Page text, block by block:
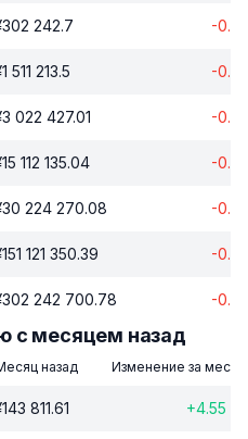
302 242.7 -0.30
1 511 213.5 -0.30
3 022 427.01 -0.30
15 112 135.04 -0.30
30 224 270.08 -0.30
151 121 350.39 -0.30
302 242 700.78 -0.30
с месяцем назад
назад Изменение за месяц
143 811.61 +4.55